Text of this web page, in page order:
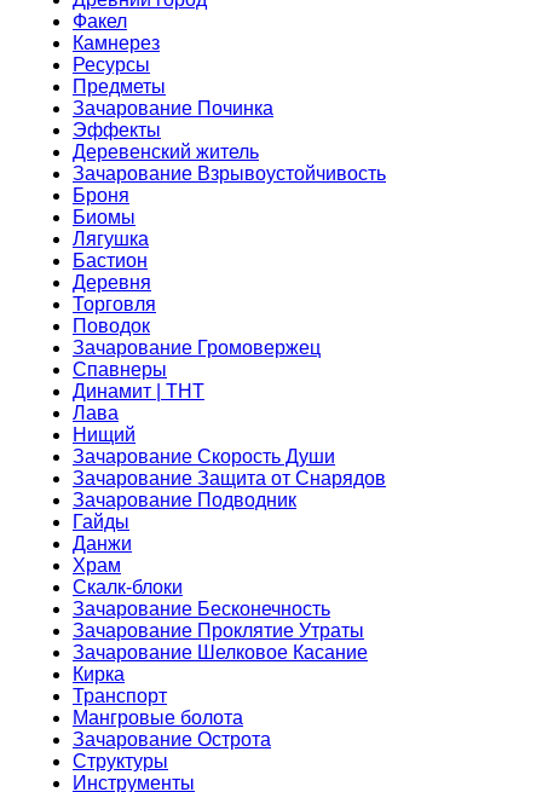
Факел
Камнерез
Ресурсы
Предметы
Зачарование Починка
Эффекты
Деревенский житель
Зачарование Взрывоустойчивость
Броня
Биомы
Лягушка
Бастион
Деревня
Торговля
Поводок
Зачарование Громовержец
Спавнеры
Динамит | ТНТ
Лава
Нищий
Зачарование Скорость Души
Зачарование Защита от Снарядов
Зачарование Подводник
Гайды
Данжи
Храм
Скалк-блоки
Зачарование Бесконечность
Зачарование Проклятие Утраты
Зачарование Шелковое Касание
Кирка
Транспорт
Мангровые болота
Зачарование Острота
Структуры
Инструменты